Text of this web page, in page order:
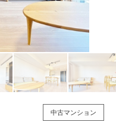
中古マンション